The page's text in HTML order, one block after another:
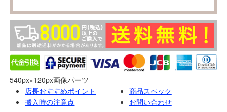
540px×120px画像パーツ
店長おすすめポイント
商品スペック
搬入時の注意点
お問い合わせ